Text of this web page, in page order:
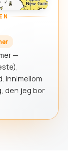
—
Innimellom
den jeg bor